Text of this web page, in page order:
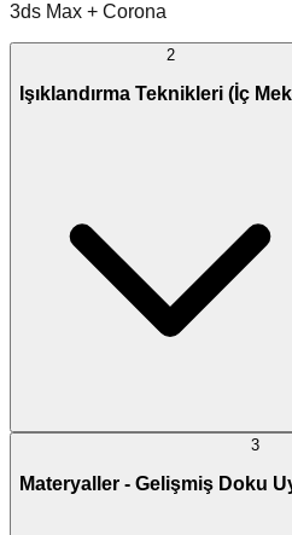
3ds Max + Corona
2
Işıklandırma Teknikleri (İç
3
Materyaller - Gelişmiş Doku